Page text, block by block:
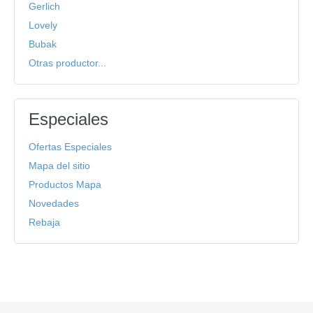
Gerlich
Lovely
Bubak
Otras productor...
Especiales
Ofertas Especiales
Mapa del sitio
Productos Mapa
Novedades
Rebaja